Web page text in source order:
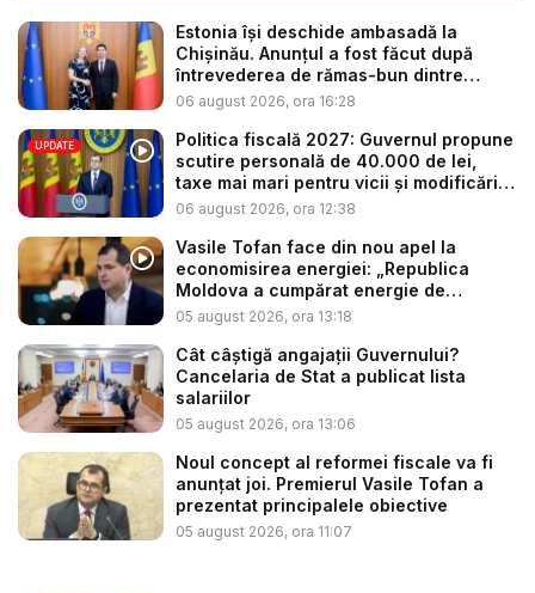
Estonia își deschide ambasadă la
Chișinău. Anunțul a fost făcut după
întrevederea de rămas-bun dintre
minis...
06 august 2026, ora 16:28
UPDATE
Politica fiscală 2027: Guvernul propune
scutire personală de 40.000 de lei,
taxe mai mari pentru vicii și modificări
l...
06 august 2026, ora 12:38
Vasile Tofan face din nou apel la
economisirea energiei: „Republica
Moldova a cumpărat energie de
avarie...
05 august 2026, ora 13:18
Cât câștigă angajații Guvernului?
Cancelaria de Stat a publicat lista
salariilor
05 august 2026, ora 13:06
Noul concept al reformei fiscale va fi
anunțat joi. Premierul Vasile Tofan a
prezentat principalele obiective
05 august 2026, ora 11:07